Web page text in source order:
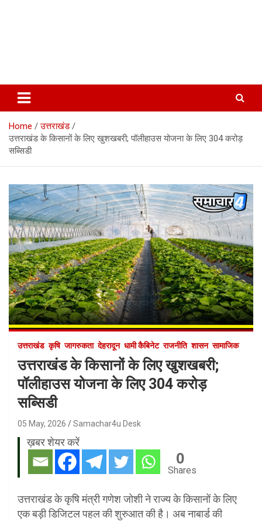
Home
उत्तराखंड
उत्तराखंड के किसानों के लिए खुशखबरी; पॉलीहाउस योजना के लिए 304 करोड़
सब्सिडी
उत्तराखंड कृषि जागरुकता देहरादून धामी कैबिनेट राजनीति शासन सामाजिक
उत्तराखंड के किसानों के लिए खुशखबरी;
पॉलीहाउस योजना के लिए 304 करोड़
सब्सिडी
05 May, 2026 Samachar4u Desk
ख़बर शेयर करें
0
Shares
उत्तराखंड के कृषि मंत्री गणेश जोशी ने राज्य के किसानों के लिए
एक बड़ी डिजिटल पहल की शुरुआत की है। अब नाबार्ड की